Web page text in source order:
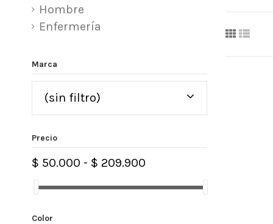
Hombre
Enfermería
Marca
(sin filtro)
Precio
$ 50.000 - $ 209.900
Color